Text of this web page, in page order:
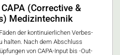
(Corrective &
Medizintechnik
der kon­ti­nu­ier­li­chen Ver­bes­
hal­ten. Nach dem Ab­schluss
von CA­PA-In­put bis -Out­